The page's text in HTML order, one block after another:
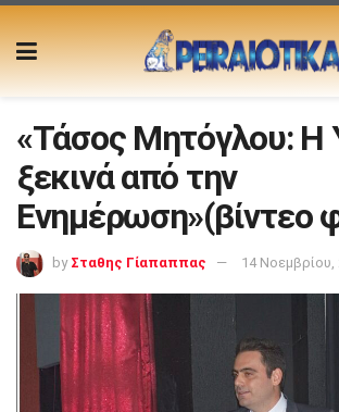
«Τάσος Μητόγλου: Η
ξεκινά από την
Ενημέρωση»(βίντεο
by Σταθης Γίαπαππας 14 Νοεμβρίου,